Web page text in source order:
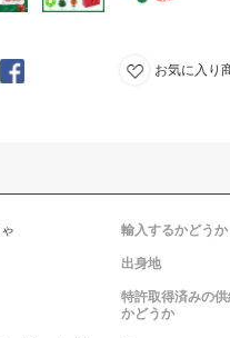
お気に入り
輸入するかどうか
出身地
特許取得済みの
かどうか